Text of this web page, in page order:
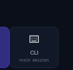
⌨️
CLI
main session